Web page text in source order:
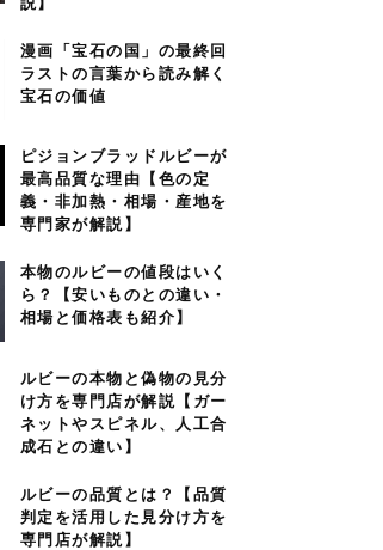
漫画「宝石の国」の最終回
ラストの言葉から読み解く
宝石の価値
ピジョンブラッドルビーが
最高品質な理由【色の定
義・非加熱・相場・産地を
専門家が解説】
本物のルビーの値段はいく
ら？【安いものとの違い・
相場と価格表も紹介】
ルビーの本物と偽物の見分
け方を専門店が解説【ガー
ネットやスピネル、人工合
成石との違い】
ルビーの品質とは？【品質
判定を活用した見分け方を
専門店が解説】